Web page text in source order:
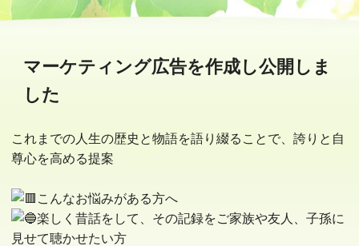
マーケティング広告を作成し公開しま
した
これまでの人生の歴史と物語を語り綴ることで、誇りと自
尊心を高める提案
こんなお悩みがある方へ
楽しく昔話をして、その記録をご家族や友人、子孫に
見せて聴かせたい方